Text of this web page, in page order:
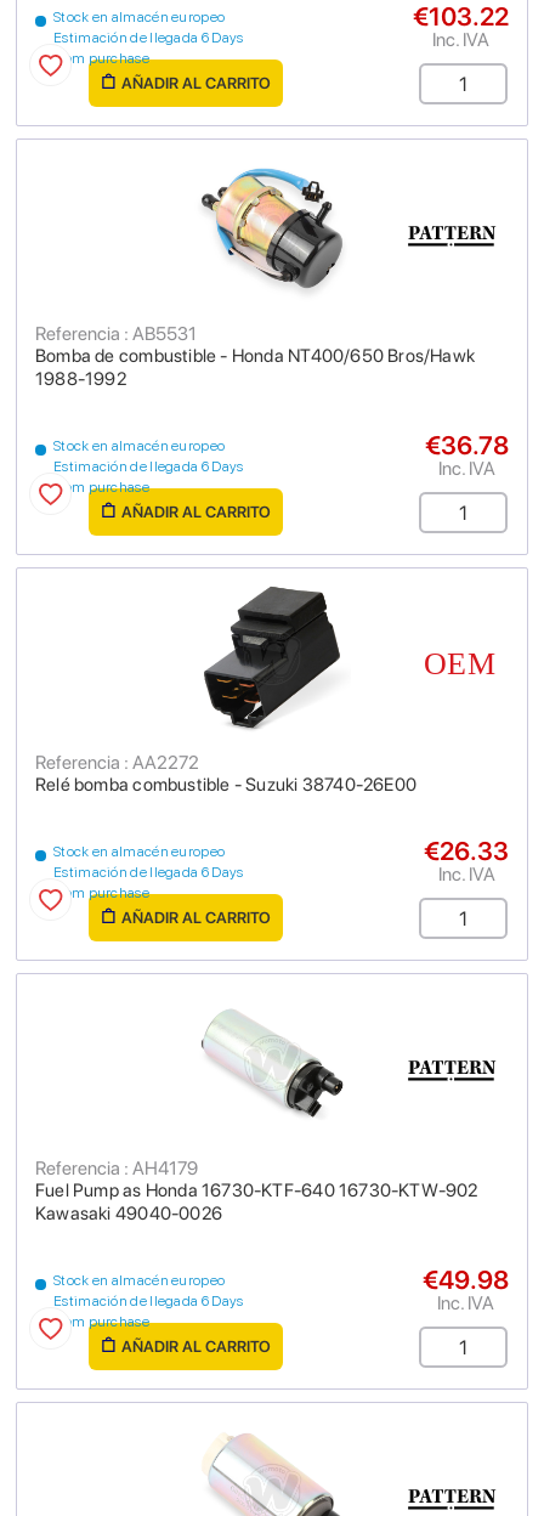
Stock en almacén europeo
Estimación de llegada 6 Days
from purchase
€103.22
Inc. IVA
AÑADIR AL CARRITO
Bomba de combustible - Honda NT400/650 Bros/Hawk
1988-1992
Referencia : AB5531
Stock en almacén europeo
Estimación de llegada 6 Days
from purchase
€36.78
Inc. IVA
AÑADIR AL CARRITO
Relé bomba combustible - Suzuki 38740-26E00
Referencia : AA2272
Stock en almacén europeo
Estimación de llegada 6 Days
from purchase
€26.33
Inc. IVA
AÑADIR AL CARRITO
Fuel Pump as Honda 16730-KTF-640 16730-KTW-902
Kawasaki 49040-0026
Referencia : AH4179
Stock en almacén europeo
Estimación de llegada 6 Days
from purchase
€49.98
Inc. IVA
AÑADIR AL CARRITO